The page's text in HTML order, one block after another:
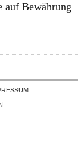
auf Bewährung